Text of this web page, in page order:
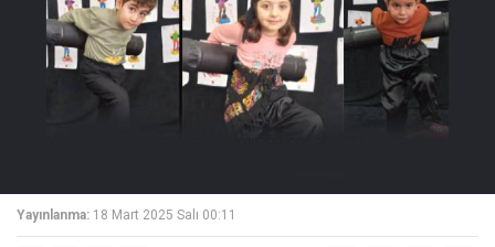
Yayınlanma: 18 Mart 2025 Salı 00:11